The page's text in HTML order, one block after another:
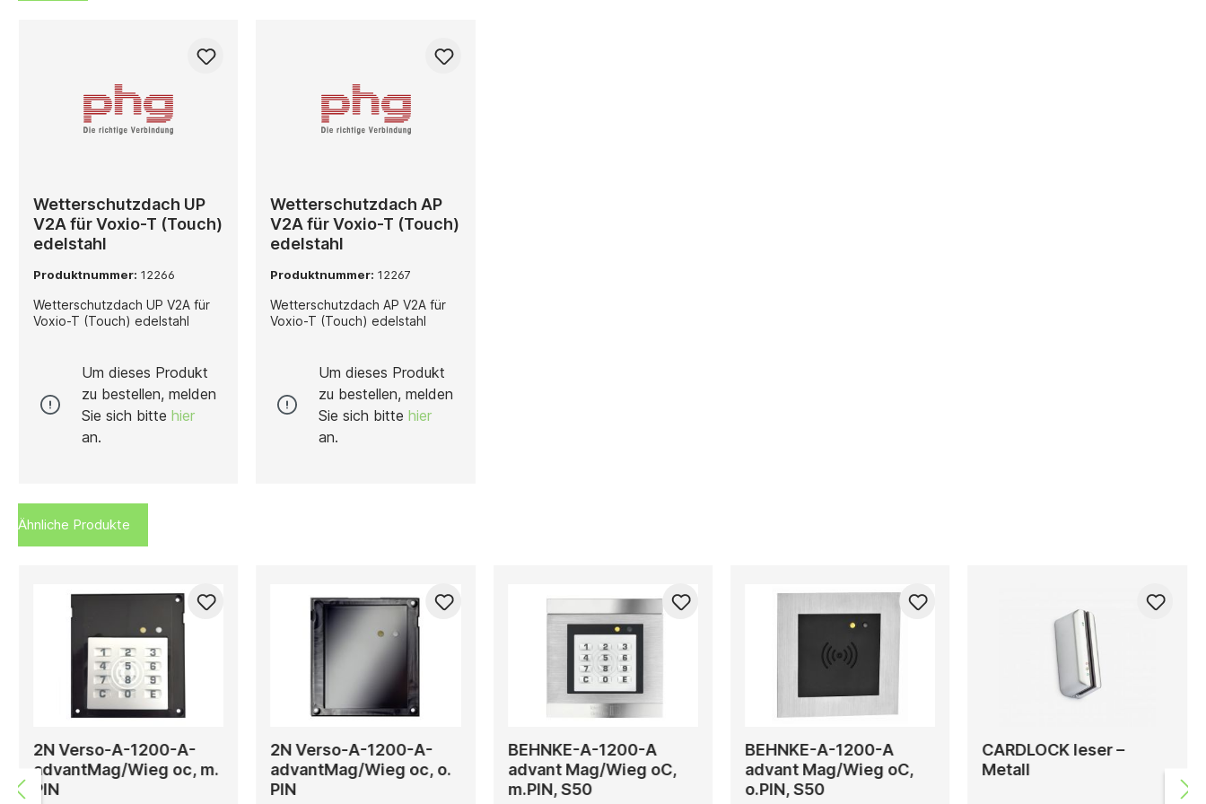
Wetterschutzdach UP
V2A für Voxio-T (Touch)
edelstahl
Produktnummer: 12266
Wetterschutzdach UP V2A für
Voxio-T (Touch) edelstahl
Um dieses Produkt
zu bestellen, melden
Sie sich bitte hier
an.
Wetterschutzdach AP
V2A für Voxio-T (Touch)
edelstahl
Produktnummer: 12267
Wetterschutzdach AP V2A für
Voxio-T (Touch) edelstahl
Um dieses Produkt
zu bestellen, melden
Sie sich bittehier
an.
Ähnliche Produkte
2N Verso-A-1200-A-
advantMag/Wieg oc, m.
PIN
2N Verso-A-1200-A-
advantMag/Wieg oc, o.
PIN
BEHNKE-A-1200-A
advant Mag/Wieg oC,
m.PIN, S50
BEHNKE-A-1200-A
advant Mag/Wieg oC,
o.PIN, S50
CARDLOCK leser –
Metall